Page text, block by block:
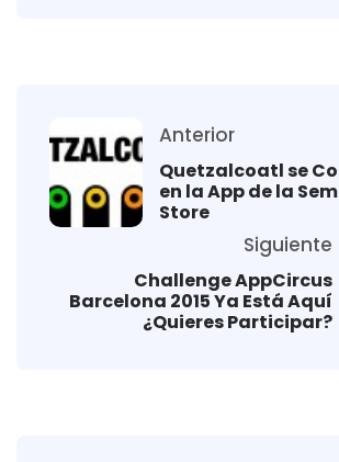
Anterior
Quetzalcoatl se
en la App de la
Store
Siguiente
Challenge AppCircus
Barcelona 2015 Ya Está Aquí
¿Quieres Participar?